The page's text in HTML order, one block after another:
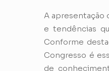
A apresentação
e tendências
Conforme
Congresso é
de